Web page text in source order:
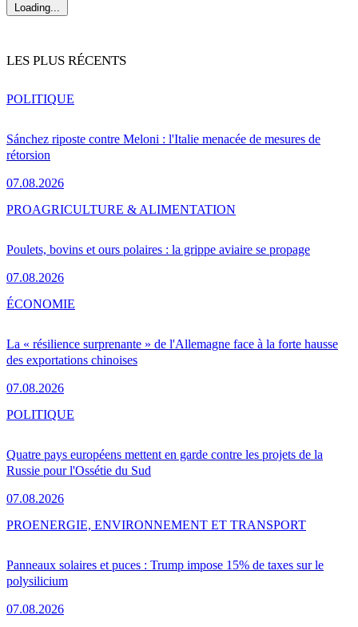
Loading...
LES PLUS RÉCENTS
Sánchez riposte contre Meloni : l'Italie menacée de mesures de
rétorsion
07.08.2026
POLITIQUE
Poulets, bovins et ours polaires : la grippe aviaire se propage
07.08.2026
PROAGRICULTURE & ALIMENTATION
La « résilience surprenante » de l'Allemagne face à la forte hausse
des exportations chinoises
07.08.2026
ÉCONOMIE
Quatre pays européens mettent en garde contre les projets de la
Russie pour l'Ossétie du Sud
07.08.2026
POLITIQUE
Panneaux solaires et puces : Trump impose 15% de taxes sur le
polysilicium
07.08.2026
PROENERGIE, ENVIRONNEMENT ET TRANSPORT